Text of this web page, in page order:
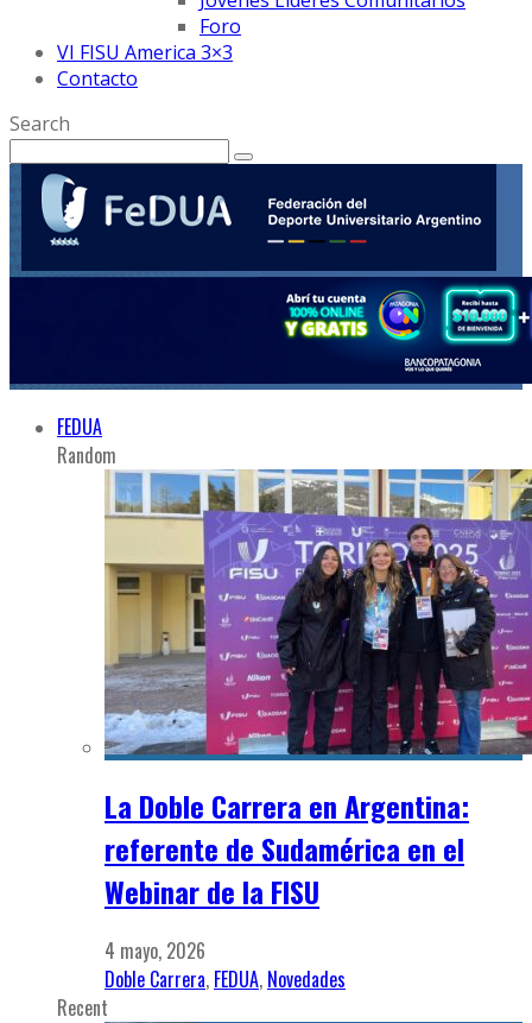
Foro
VI FISU America 3×3
Contacto
Search
FEDUA
Random
La Doble Carrera en Argentina:
referente de Sudamérica en el
Webinar de la FISU
4 mayo, 2026
Doble Carrera, FEDUA, Novedades
Recent